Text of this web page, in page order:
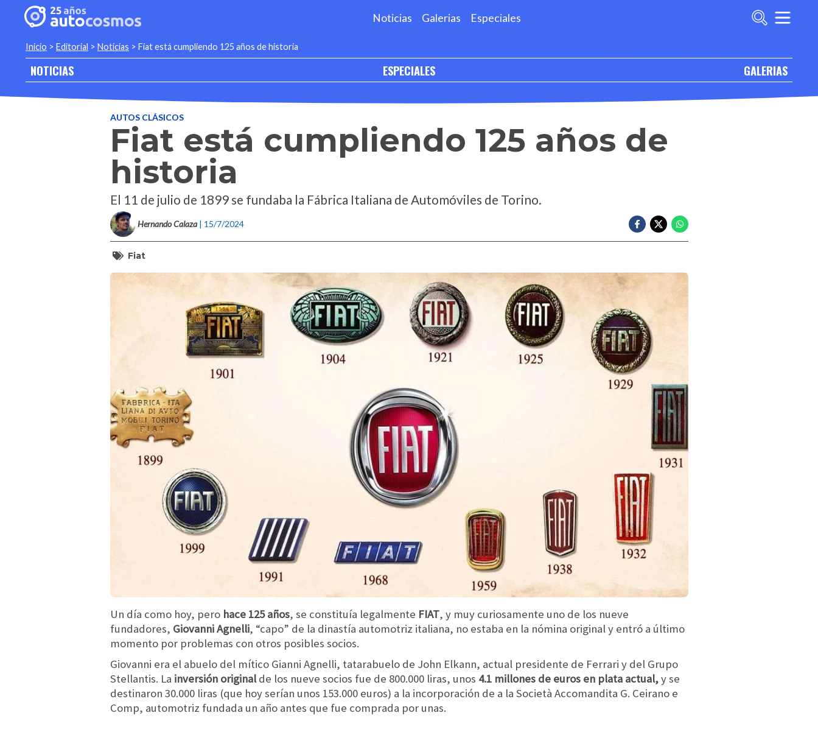
Noticias Galerias Especiales
Inicio > Editorial > Noticias > Fiat está cumpliendo 125 años de historia
NOTICIAS ESPECIALES GALERIAS
AUTOS CLÁSICOS
Fiat está cumpliendo 125 años de
historia
El 11 de julio de 1899 se fundaba la Fábrica Italiana de Automóviles de Torino.
Hernando Calaza | 15/7/2024
Fiat
Un día como hoy, pero hace 125 años, se constituía legalmente FIAT, y muy curiosamente uno de los nueve
fundadores, GiovanniAgnelli, “capo” de la dinastía automotriz italiana, no estaba en la nómina original y entró a último
momento por problemas con otros posibles socios.
Giovanni era el abuelo del mítico Gianni Agnelli, tatarabuelo de John Elkann, actual presidente de Ferrari y del Grupo
Stellantis. La inversión originalde los nueve socios fue de 800.000 liras, unos 4.1 millones de euros en plata actual,y se
destinaron 30.000 liras (que hoy serían unos 153.000 euros) a la incorporación de a la Società Accomandita G. Ceirano e
Comp, automotriz fundada un año antes que fue comprada por unas.